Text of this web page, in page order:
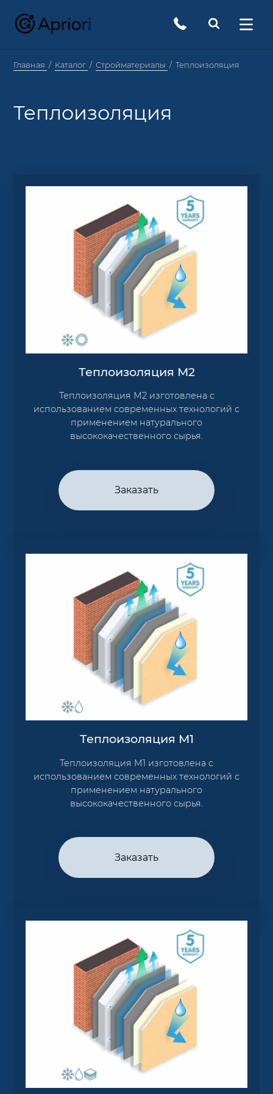
Главная Каталог Стройматериалы Теплоизоляция
Теплоизоляция
Теплоизоляция М2
Теплоизоляция М2 изготовлена с
использованием современных технологий с
применением натурального
высококачественного сырья.
Заказать
Теплоизоляция М1
Теплоизоляция М1 изготовлена с
использованием современных технологий с
применением натурального
высококачественного сырья.
Заказать